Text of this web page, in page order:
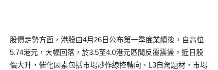
股價走勢方面，港股由4月26日公布第一季度業績後，自高位
5.74港元，大幅回落，於3.5至4.0港元區間反覆震盪。近日股
價大升，催化因素包括市場炒作線控轉向、L3自駕題材，市場